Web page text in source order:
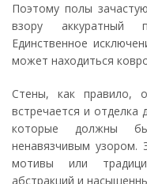
Поэтому полы
взору аккуратный
Единственное
может находиться
Стены, как правило,
встречается и
которые должны
ненавязчивым узором.
мотивы или
абстракций и